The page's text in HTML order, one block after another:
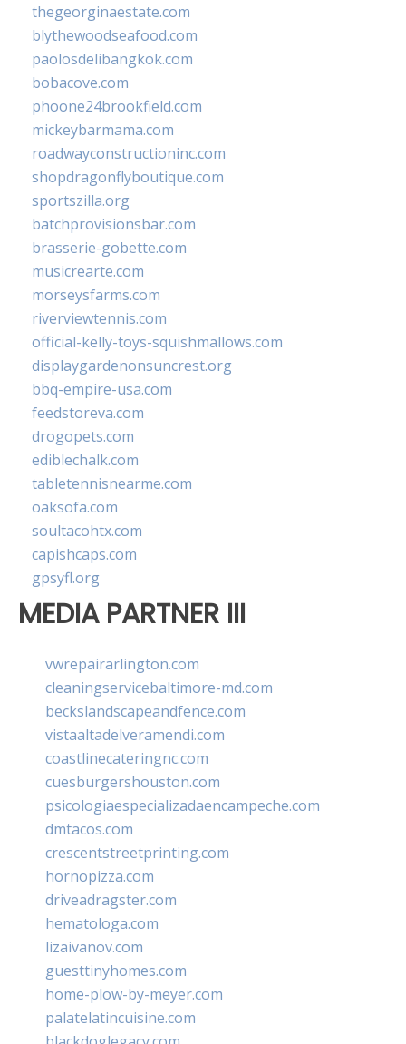
thegeorginaestate.com
blythewoodseafood.com
paolosdelibangkok.com
bobacove.com
phoone24brookfield.com
mickeybarmama.com
roadwayconstructioninc.com
shopdragonflyboutique.com
sportszilla.org
batchprovisionsbar.com
brasserie-gobette.com
musicrearte.com
morseysfarms.com
riverviewtennis.com
official-kelly-toys-squishmallows.com
displaygardenonsuncrest.org
bbq-empire-usa.com
feedstoreva.com
drogopets.com
ediblechalk.com
tabletennisnearme.com
oaksofa.com
soultacohtx.com
capishcaps.com
gpsyfl.org
MEDIA PARTNER III
vwrepairarlington.com
cleaningservicebaltimore-md.com
beckslandscapeandfence.com
vistaaltadelveramendi.com
coastlinecateringnc.com
cuesburgershouston.com
psicologiaespecializadaencampeche.com
dmtacos.com
crescentstreetprinting.com
hornopizza.com
driveadragster.com
hematologa.com
lizaivanov.com
guesttinyhomes.com
home-plow-by-meyer.com
palatelatincuisine.com